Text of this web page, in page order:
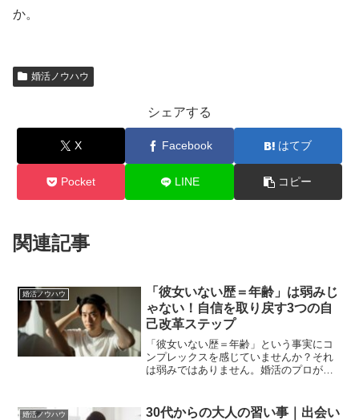
か。
婚活ノウハウ
シェアする
X Facebook はてブ
Pocket LINE コピー
関連記事
婚活ノウハウ
「彼女いない歴＝年齢」は弱みじ
ゃない！自信を取り戻す3つの自
己改革ステップ
「彼女いない歴＝年齢」という事実にコ
ンプレックスを感じていませんか？それ
は弱みではありません。婚活のプロが、
ステップを徹底解説します。
婚活ノウハウ
30代からの大人の習い事｜出会い